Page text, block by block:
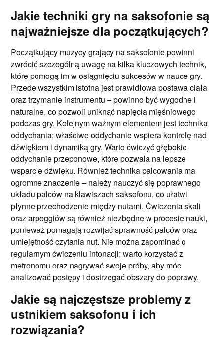
Jakie techniki gry na saksofonie są
najważniejsze dla początkujących?
Początkujący muzycy grający na saksofonie powinni
zwrócić szczególną uwagę na kilka kluczowych technik,
które pomogą im w osiągnięciu sukcesów w nauce gry.
Przede wszystkim istotna jest prawidłowa postawa ciała
oraz trzymanie instrumentu – powinno być wygodne i
naturalne, co pozwoli uniknąć napięcia mięśniowego
podczas gry. Kolejnym ważnym elementem jest technika
oddychania; właściwe oddychanie wspiera kontrolę nad
dźwiękiem i dynamiką gry. Warto ćwiczyć głębokie
oddychanie przeponowe, które pozwala na lepsze
wsparcie dźwięku. Również technika palcowania ma
ogromne znaczenie – należy nauczyć się poprawnego
układu palców na klawiszach saksofonu, co ułatwi
płynne przechodzenie między nutami. Ćwiczenia skali
oraz arpeggiów są również niezbędne w procesie nauki,
ponieważ pomagają rozwijać sprawność palców oraz
umiejętność czytania nut. Nie można zapominać o
regularnym ćwiczeniu intonacji; warto korzystać z
metronomu oraz nagrywać swoje próby, aby móc
analizować postępy i dostrzegać obszary do poprawy.
Jakie są najczęstsze problemy z
ustnikiem saksofonu i ich
rozwiązania?